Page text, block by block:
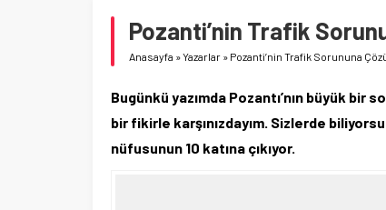
Pozanti’nin Trafik
Anasayfa »Yazarlar » Pozanti’nin Trafik Sorununa
Bugünkü yazımda Pozantı’nın büyük
bir fikirle karşınızdayım. Sizlerde
nüfusunun 10 katına çıkıyor.